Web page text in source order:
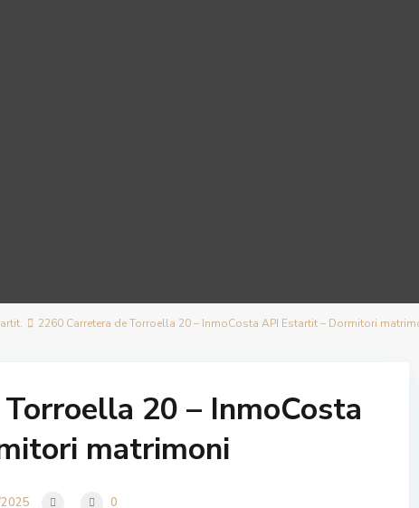
2260 Carretera de Torroella 20 – InmoCosta API Estartit – Dormitori
20 – InmoCosta
matrimoni
0